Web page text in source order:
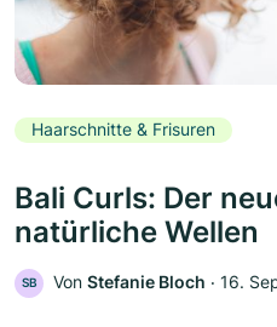
Haarschnitte & Frisuren
Bali Curls: Der
natürliche Wellen
SB Von Stefanie Bloch ‧ 16.